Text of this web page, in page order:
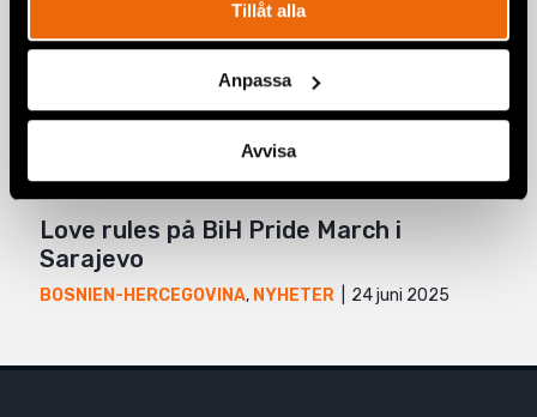
Tillåt alla
Anpassa
Avvisa
BOSNIEN-HERCEGOVINA,EUROPA
Srebrenica 30 år senare: Minnet,
sanningen, och kampen mot
Love rules på BiH Pride March i
Sarajevo
BOSNIEN-HERCEGOVINA, NYHETER 24 juni 2025